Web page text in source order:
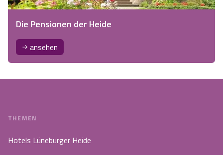
Die Pensionen der Heide
ansehen
THEMEN
Hotels Lüneburger Heide